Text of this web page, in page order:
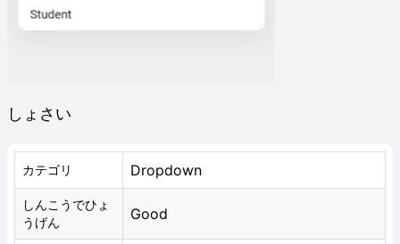
しょさい
カテゴリ Dropdown
しんこうでひょ
うげん
Good